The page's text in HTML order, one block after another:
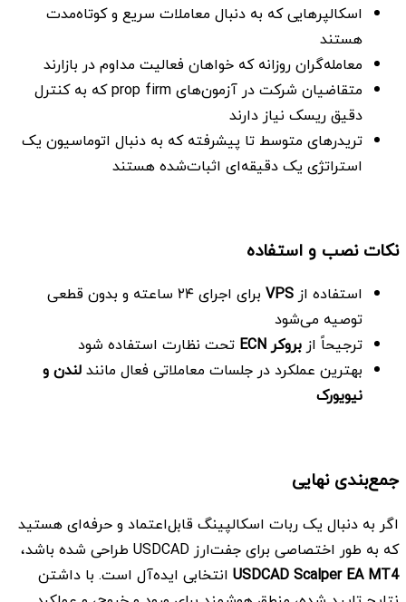
اسکالپرهایی که به دنبال معاملات سریع و کوتاه‌مدت
هستند
معامله‌گران روزانه که خواهان فعالیت مداوم در بازارند
متقاضیان شرکت در آزمون‌های prop firm که به کنترل
دقیق ریسک نیاز دارند
تریدرهای متوسط تا پیشرفته که به دنبال اتوماسیون یک
استراتژی یک دقیقه‌ای اثبات‌شده هستند
نکات نصب و استفاده
استفاده ازVPS
برای اجرای ۲۴ ساعته و بدون قطعی
توصیه می‌شود
ترجیحاً ازبروکرECN
تحت نظارت استفاده شود
بهترین عملکرد در جلسات معاملاتی فعال مانندلندن و
نیویورک
جمع‌بندی نهایی
اگر به دنبال یک ربات اسکالپینگ قابل‌اعتماد و حرفه‌ای هستید
که به طور اختصاصی برای جفت‌ارز USDCAD طراحی شده باشد،
USDCAD Scalper EA MT4 انتخابی ایده‌آل است. با داشتن